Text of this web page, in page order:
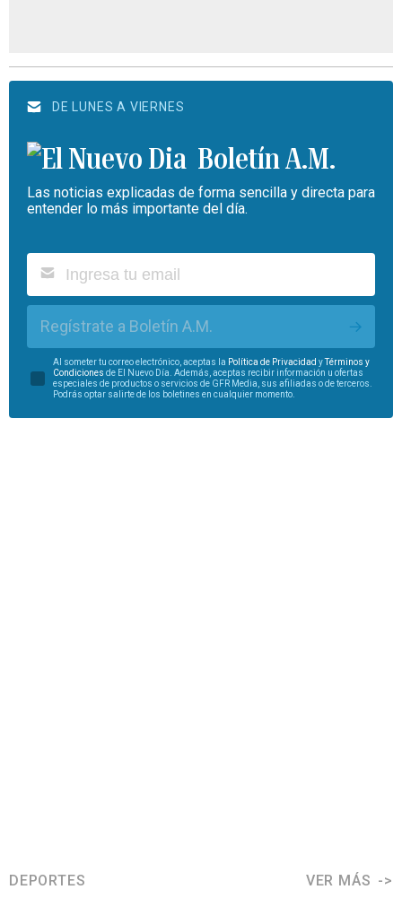
DE LUNES A VIERNES
Boletín A.M.
Las noticias explicadas de forma sencilla y directa para
entender lo más importante del día.
Regístrate a Boletín A.M.
Al someter tu correo electrónico, aceptas la Política de Privacidad yTérminos y
Condiciones de El Nuevo Día. Además, aceptas recibir información u ofertas
especiales de productos o servicios de GFR Media, sus afiliadas o de terceros.
Podrás optar salirte de los boletines en cualquier momento.
DEPORTES VER MÁS